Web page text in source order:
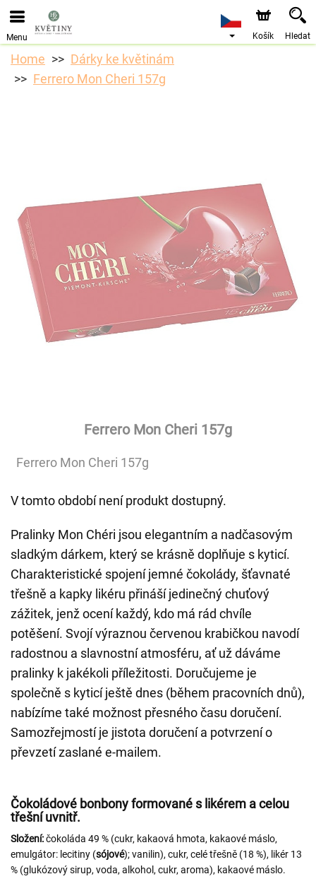
Menu Košík Hledat
Home
Dárky ke květinám
Ferrero Mon Cheri 157g
Ferrero Mon Cheri 157g
Ferrero Mon Cheri 157g
V tomto období není produkt dostupný.
Pralinky Mon Chéri jsou elegantním a nadčasovým
sladkým dárkem, který se krásně doplňuje s kyticí.
Charakteristické spojení jemné čokolády, šťavnaté
třešně a kapky likéru přináší jedinečný chuťový
zážitek, jenž ocení každý, kdo má rád chvíle
potěšení. Svojí výraznou červenou krabičkou navodí
radostnou a slavnostní atmosféru, ať už dáváme
pralinky k jakékoli příležitosti. Doručujeme je
společně s kyticí ještě dnes (během pracovních dnů),
nabízíme také možnost přesného času doručení.
Samozřejmostí je jistota doručení a potvrzení o
převzetí zaslané e-mailem.
Čokoládové bonbony formované s likérem a celou
třešní uvnitř.
Složení:čokoláda 49 % (cukr, kakaová hmota, kakaové máslo,
emulgátor: lecitiny (sójové); vanilin), cukr, celé třešně (18 %), likér 13
% (glukózový sirup, voda, alkohol, cukr, aroma), kakaové máslo.